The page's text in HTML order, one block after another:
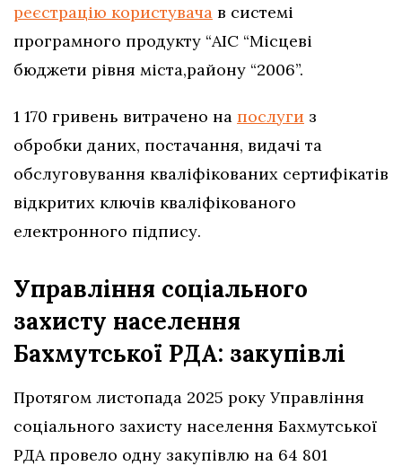
реєстрацію користувача в системі
програмного продукту “АІС “Місцеві
бюджети рівня міста,району “2006”.
1 170 гривень витрачено на послуги з
обробки даних, постачання, видачі та
обслуговування кваліфікованих сертифікатів
відкритих ключів кваліфікованого
електронного підпису.
Управління соціального
захисту населення
Бахмутської РДА: закупівлі
Протягом листопада 2025 року Управління
соціального захисту населення Бахмутської
РДА провело одну закупівлю на 64 801